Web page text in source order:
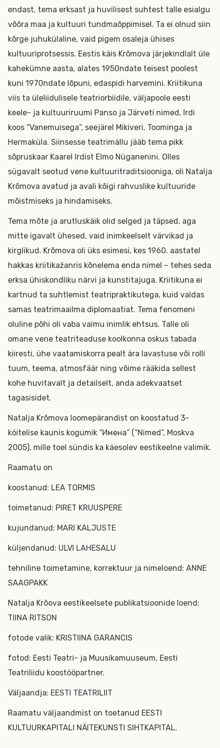
endast, tema erksast ja huvilisest suhtest talle esialgu
võõra maa ja kultuuri tundmaõppimisel. Ta ei olnud siin
kõrge juhukülaline, vaid pigem osaleja ühises
kultuuriprotsessis. Eestis käis Krõmova järjekindlalt üle
kahekümne aasta, alates 1950ndate teisest poolest
kuni 1970ndate lõpuni, edaspidi harvemini. Kriitikuna
viis ta üleliidulisele teatriorbiidile, väljapoole eesti
keele- ja kultuuriruumi Panso ja Järveti nimed, Irdi
koos “Vanemuisega”, seejärel Mikiveri, Toominga ja
Hermaküla. Siinsesse teatrimällu jääb tema pikk
sõpruskaar Kaarel Irdist Elmo Nüganenini. Olles
sügavalt seotud vene kultuuritraditsiooniga, oli Natalja
Krõmova avatud ja avali kõigi rahvuslike kultuuride
mõistmiseks ja hindamiseks.
Tema mõte ja arutluskäik olid selged ja täpsed, aga
mitte igavalt ühesed, vaid inimkeelselt värvikad ja
kirglikud. Krõmova oli üks esimesi, kes 1960. aastatel
hakkas kriitikažanris kõnelema enda nimel – tehes seda
erksa ühiskondliku närvi ja kunstitajuga. Kriitikuna ei
kartnud ta suhtlemist teatripraktikutega, kuid valdas
samas teatrimaailma diplomaatiat. Tema fenomeni
oluline põhi oli vaba vaimu inimlik ehtsus. Talle oli
omane vene teatriteaduse koolkonna oskus tabada
kiiresti, ühe vaatamiskorra pealt ära lavastuse või rolli
tuum, teema, atmosfäär ning võime rääkida sellest
kohe huvitavalt ja detailselt, anda adekvaatset
tagasisidet.
Natalja Krõmova loomepärandist on koostatud 3-
köitelise kaunis kogumik “Имена” (“Nimed”, Moskva
2005), mille toel sündis ka käesolev eestikeelne valimik.
Raamatu on
koostanud: LEA TORMIS
toimetanud: PIRET KRUUSPERE
kujundanud: MARI KALJUSTE
küljendanud: ULVI LAHESALU
tehniline toimetamine, korrektuur ja nimeloend: ANNE
SAAGPAKK
Natalja Krõova eestikeelsete publikatsioonide loend:
TIINA RITSON
fotode valik: KRISTIINA GARANCIS
fotod: Eesti Teatri- ja Muusikamuuseum, Eesti
Teatriliidu koostööpartner.
Väljaandja: EESTI TEATRILIIT
Raamatu väljaandmist on toetanud EESTI
KULTUURKAPITALI NÄITEKUNSTI SIHTKAPITAL.